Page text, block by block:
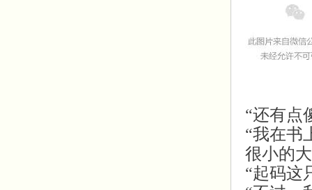
“还有点
“我在书
很小的
“起码这